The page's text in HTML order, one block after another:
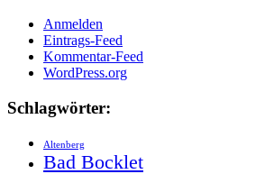
Anmelden
Eintrags-Feed
Kommentar-Feed
WordPress.org
Schlagwörter:
Altenberg
Bad Bocklet